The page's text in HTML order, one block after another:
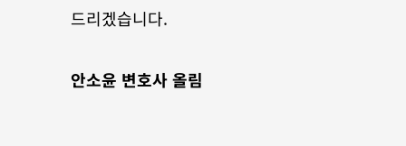
드리겠습니다.
안소윤 변호사 올림